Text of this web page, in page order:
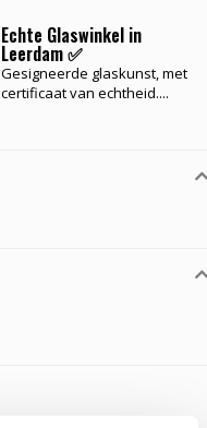
Echte Glaswinkel in
Leerdam ✅
Gesigneerde glaskunst, met
certificaat van echtheid....